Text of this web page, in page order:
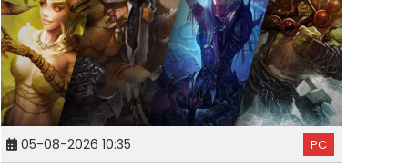
05-08-2026 10:35 PC